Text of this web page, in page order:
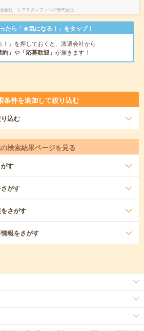
会社 ケアスタッフィング株式会社
たら「★気になる！」をタップ！
！」を押しておくと、派遣会社から
約」 や 「応募歓迎」 が届きます！
条件を追加して絞り込む
込む
検索結果ページを見る
す
がす
さがす
報をさがす